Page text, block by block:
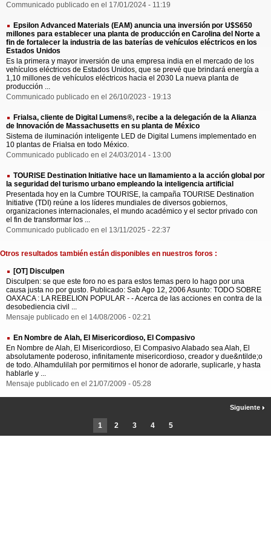
Communicado publicado en el 17/01/2024 - 11:19
Epsilon Advanced Materials (EAM) anuncia una inversión por U$S650
millones para establecer una planta de producción en Carolina del Norte a
fin de fortalecer la industria de las baterías de vehículos eléctricos en los
Estados Unidos
Es la primera y mayor inversión de una empresa india en el mercado de los
vehículos eléctricos de Estados Unidos, que se prevé que brindará energía a
1,10 millones de vehículos eléctricos hacia el 2030 La nueva planta de
producción ...
Communicado publicado en el 26/10/2023 - 19:13
Frialsa, cliente de Digital Lumens®, recibe a la delegación de la Alianza
de Innovación de Massachusetts en su planta de México
Sistema de iluminación inteligente LED de Digital Lumens implementado en
10 plantas de Frialsa en todo México.
Communicado publicado en el 24/03/2014 - 13:00
TOURISE Destination Initiative hace un llamamiento a la acción global por
la seguridad del turismo urbano empleando la inteligencia artificial
Presentada hoy en la Cumbre TOURISE, la campaña TOURISE Destination
Initiative (TDI) reúne a los líderes mundiales de diversos gobiernos,
organizaciones internacionales, el mundo académico y el sector privado con
el fin de transformar los ...
Communicado publicado en el 13/11/2025 - 22:37
Otros resultados también están disponibles en nuestros foros :
[OT] Disculpen
Disculpen: se que este foro no es para estos temas pero lo hago por una
causa justa no por gusto. Publicado: Sab Ago 12, 2006 Asunto: TODO SOBRE
OAXACA : LA REBELION POPULAR - - Acerca de las acciones en contra de la
desobediencia civil ...
Mensaje publicado en el 14/08/2006 - 02:21
En Nombre de Alah, El Misericordioso, El Compasivo
En Nombre de Alah, El Misericordioso, El Compasivo Alabado sea Alah, El
absolutamente poderoso, infinitamente misericordioso, creador y due&ntilde;o
de todo. Alhamdulilah por permitirnos el honor de adorarle, suplicarle, y hasta
hablarle y ...
Mensaje publicado en el 21/07/2009 - 05:28
1 2 3 4 5
Siguiente